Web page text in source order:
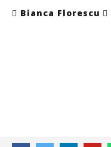
Bianca Florescu